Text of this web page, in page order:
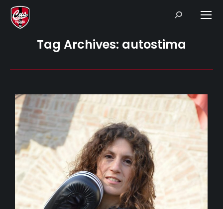
Search:
Tag Archives: autostima